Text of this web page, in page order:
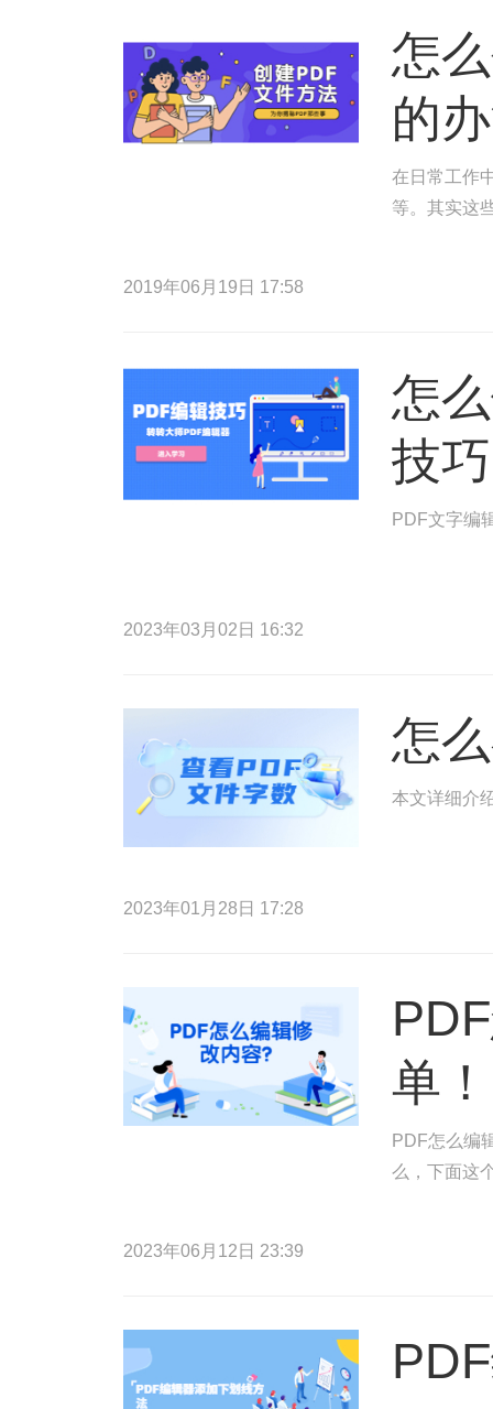
怎
的
在日常工作
等。其实这
2019年06月19日 17:58
怎
技巧
PDF文字编
2023年03月02日 16:32
怎
本文详细介
2023年01月28日 17:28
单！
PDF怎么编
么，下面这
2023年06月12日 23:39